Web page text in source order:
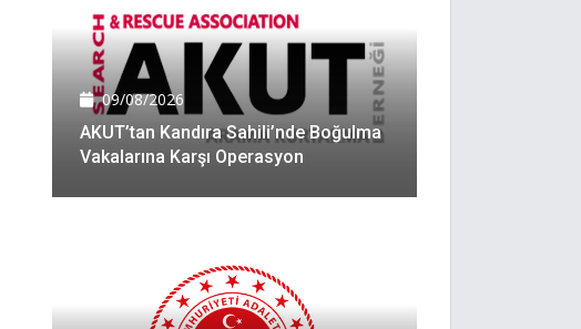
09/08/2026
AKUT’tan Kandıra Sahili’nde Boğulma
Vakalarına Karşı Operasyon